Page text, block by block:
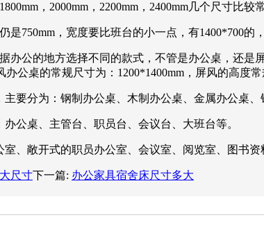
，2000mm，2200mm，2400mm几个尺寸比较常
是750mm，宽度要比班台的小一点，有1400*700的
办公的地方选择不同的款式，不管是办公桌，还是
公桌的常规尺寸为：1200*1400mm，屏风的高度常
要分为：钢制办公桌、木制办公桌、金属办公桌、
公桌、主管台、职员台、会议台、大班台等。
、敞开式的职员办公室、会议室、阅览室、图书
尺寸下一篇: 办公家具宿舍床尺寸多大